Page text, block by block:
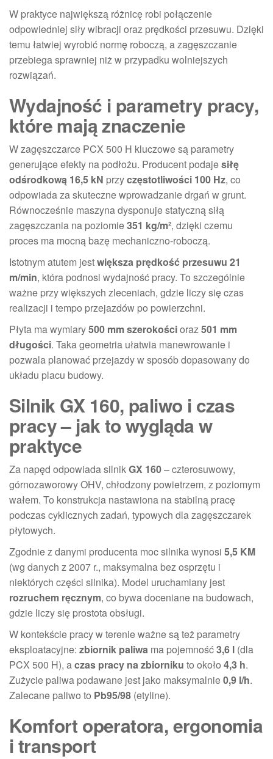
W praktyce największą różnicę robi połączenie
odpowiedniej siły wibracji oraz prędkości przesuwu. Dzięki
temu łatwiej wyrobić normę roboczą, a zagęszczanie
przebiega sprawniej niż w przypadku wolniejszych
rozwiązań.
Wydajność i parametry pracy,
które mają znaczenie
W zagęszczarce PCX 500 H kluczowe są parametry
generujące efekty na podłożu. Producent podajesiłę
odśrodkową 16,5 kN przyczęstotliwości 100 Hz, co
odpowiada za skuteczne wprowadzanie drgań w grunt.
Równocześnie maszyna dysponuje statyczną siłą
zagęszczania na poziomie351 kg/m², dzięki czemu
proces ma mocną bazę mechaniczno-roboczą.
Istotnym atutem jestwiększa prędkość przesuwu 21
m/min, która podnosi wydajność pracy. To szczególnie
ważne przy większych zleceniach, gdzie liczy się czas
realizacji i tempo przejazdów po powierzchni.
Płyta ma wymiary500 mm szerokościoraz501 mm
długości. Taka geometria ułatwia manewrowanie i
pozwala planować przejazdy w sposób dopasowany do
układu placu budowy.
Silnik GX 160, paliwo i czas
pracy – jak to wygląda w
praktyce
Za napęd odpowiada silnikGX 160– czterosuwowy,
górnozaworowy OHV, chłodzony powietrzem, z poziomym
wałem. To konstrukcja nastawiona na stabilną pracę
podczas cyklicznych zadań, typowych dla zagęszczarek
płytowych.
Zgodnie z danymi producenta moc silnika wynosi 5,5 KM
(wg danych z 2007 r., maksymalna bez osprzętu i
niektórych części silnika). Model uruchamiany jest
rozruchem ręcznym, co bywa doceniane na budowach,
gdzie liczy się prostota obsługi.
W kontekście pracy w terenie ważne są też parametry
eksploatacyjne: zbiornik paliwa ma pojemność3,6 l (dla
PCX 500 H), aczas pracy na zbiorniku to około 4,3 h.
Zużycie paliwa podawane jest jako maksymalnie0,9 l/h.
Zalecane paliwo to Pb95/98 (etyline).
Komfort operatora, ergonomia
i transport